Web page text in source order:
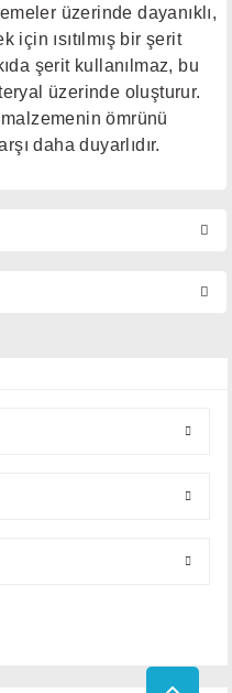
üzerinde dayanıklı,
için ısıtılmış bir şerit
şerit kullanılmaz, bu
üzerinde oluşturur.
ömrünü
daha duyarlıdır.